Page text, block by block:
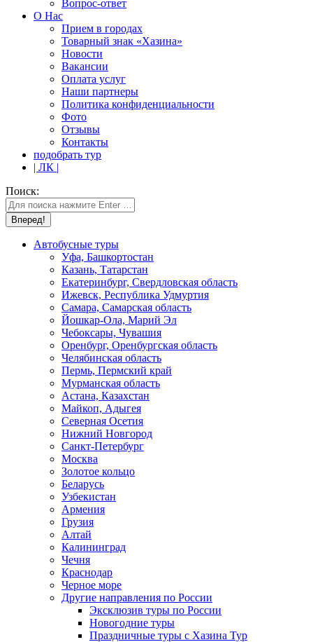
Вопрос-ответ
О Нас
Прием в городах
Товарный знак «Хазина»
Новости
Вакансии
Оплата услуг
Наши партнеры
Политика конфиденциальности
Фото
Отзывы
Контакты
подобрать тур
| ЛК |
Поиск:
Автобусные туры
Уфа, Башкортостан
Казань, Татарстан
Екатеринбург, Свердловская область
Ижевск, Республика Удмуртия
Самара, Самарская область
Йошкар-Ола, Марий Эл
Чебоксары, Чувашия
Оренбург, Оренбургская область
Челябинская область
Пермь, Пермский край
Мурманская область
Астана, Казахстан
Майкоп, Адыгея
Северная Осетия
Нижний Новгород
Санкт-Петербург
Москва
Золотое кольцо
Беларусь
Узбекистан
Армения
Грузия
Алтай
Калининград
Чечня
Краснодар
Черное море
Другие направления по России
Эксклюзив туры по России
Новогодние туры
Праздничные туры с Хазина Тур